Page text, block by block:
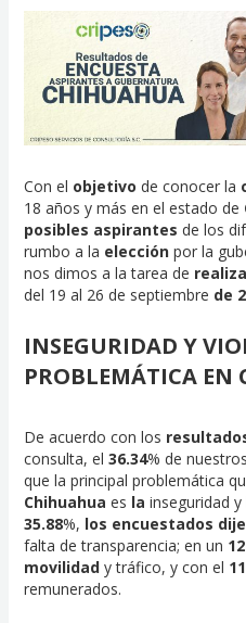
Con el objetivo de conocer la
18 años y más en el estado de
posibles aspirantes de los
rumbo a la elección por la
nos dimos a la tarea de
del 19 al 26 de septiembre de
INSEGURIDAD Y
PROBLEMÁTICA
De acuerdo con los
consulta, el 36.34% de
que la principal problemática
Chihuahua es la inseguridad y
35.88%, los encuestados
falta de transparencia; en un
movilidad y tráfico, y con el
remunerados.